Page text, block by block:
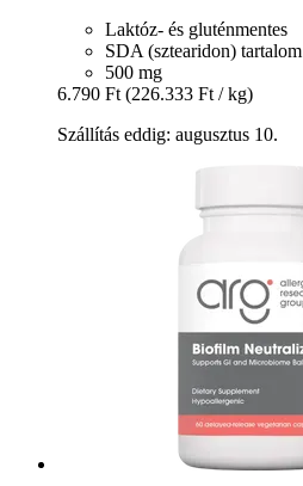
Laktóz- és gluténmentes
SDA (sztearidon) tartalom
500 mg
6.790 Ft (226.333 Ft / kg)
Szállítás eddig: augusztus 10.